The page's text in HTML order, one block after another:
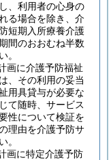
、利用者の心身の
る場合を除き、介
短期入所療養介護
間のおおむね半数
。
画に介護予防福祉
、その利用の妥当
用具貸与が必要な
て随時、サービス
性について検証を
理由を介護予防サ
。
画に特定介護予防